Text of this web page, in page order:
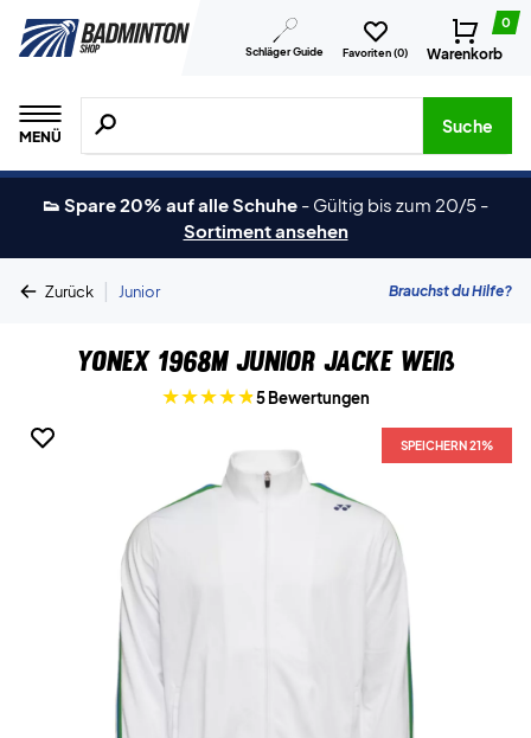
Schläger Guide Favoriten (0)
0
Warenkorb
MENÜ
Suche nach Produkten, Marken usw.
Suche
👟 Spare 20% auf alle Schuhe - Gültig bis zum 20/5 -
Sortiment ansehen
Zurück | Junior Brauchst du Hilfe?
Yonex 1968M Junior Jacke Weiß
5 Bewertungen
SPEICHERN 21%